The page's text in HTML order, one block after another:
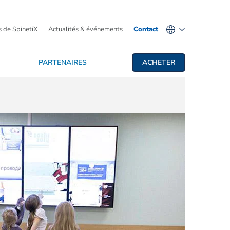
de SpinetiX Actualités & événements Contact
PARTENAIRES ACHETER